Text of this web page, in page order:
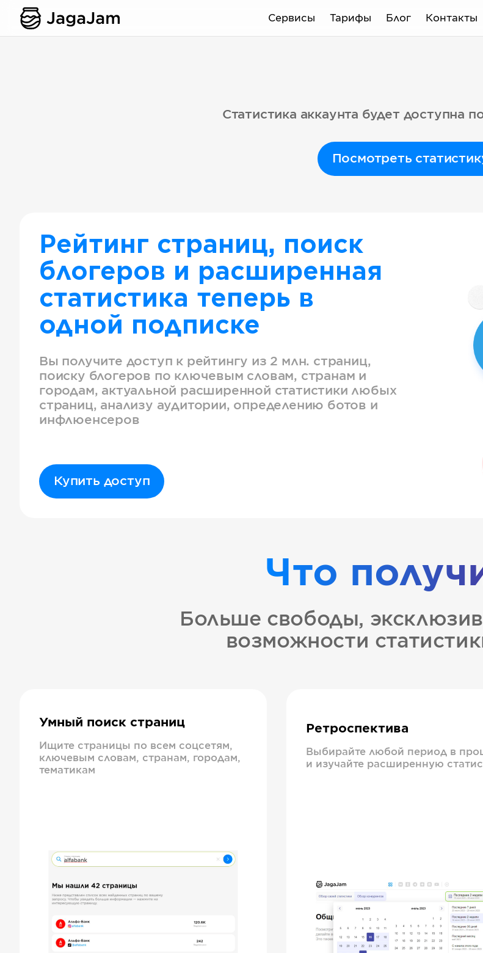
Сервисы Тарифы Блог Контакты
Статистика аккаунта будет доступна
Посмотреть
Рейтинг страниц, поиск
блогеров и расширенная
статистика теперь в
одной подписке
Вы получите доступ к рейтингу из 2 млн. страниц,
поиску блогеров по ключевым словам, странам и
городам, актуальной расширенной статистики любых
страниц, анализу аудитории, определению ботов и
инфлюенсеров
Купить доступ
Что
Больше свободы,
возможности
Умный поиск страниц
Ищите страницы по всем соцсетям,
ключевым словам, странам, городам,
тематикам
Ретроспектива
Выбирайте любой период в
и изучайте расширенную